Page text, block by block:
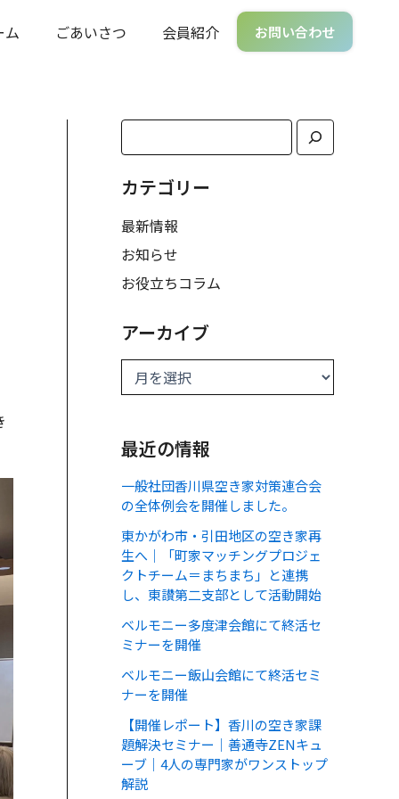
ム ごあいさつ 会員紹介 お問い合わせ
検
カテゴリー
最新情報
お知らせ
お役立ちコラム
アーカイブ
ア
イ
ブ
最近の情報
一般社団香川県空き家対策連合会
の全体例会を開催しました。
東かがわ市・引田地区の空き家再
生へ｜「町家マッチングプロジェ
クトチーム＝まちまち」と連携
し、東讃第二支部として活動開始
ベルモニー多度津会館にて終活セ
ミナーを開催
ベルモニー飯山会館にて終活セミ
ナーを開催
【開催レポート】香川の空き家課
題解決セミナー｜善通寺ZENキュ
ーブ｜4人の専門家がワンストップ
解説